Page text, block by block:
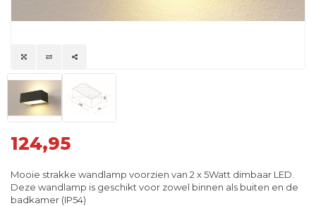
124,95
Mooie strakke wandlamp voorzien van 2 x 5Watt dimbaar LED.
Deze wandlamp is geschikt voor zowel binnen als buiten en de
badkamer (IP54)